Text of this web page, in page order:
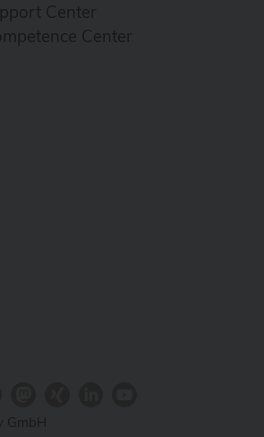
Center
Center
GmbH